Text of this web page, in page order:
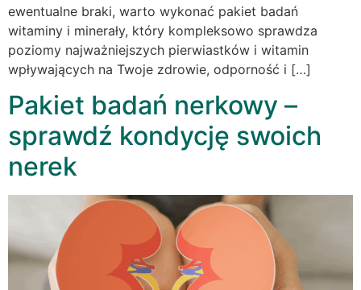
ewentualne braki, warto wykonać pakiet badań
witaminy i minerały, który kompleksowo sprawdza
poziomy najważniejszych pierwiastków i witamin
wpływających na Twoje zdrowie, odporność i […]
Pakiet badań nerkowy –
sprawdź kondycję swoich
nerek